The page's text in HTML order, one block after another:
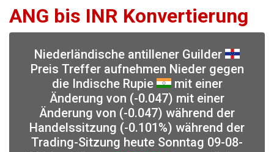
ANG bis INR Konvertierung
Niederländische antillener Guilder
Preis Treffer aufnehmen Nieder gegen
die Indische Rupie
mit einer
Änderung von (-0.047) mit einer
Änderung von (-0.047) während der
Handelssitzung (-0.101%) während der
Trading-Sitzung heute Sonntag 09-08-